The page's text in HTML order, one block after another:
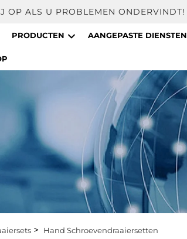
OP ALS U PROBLEMEN ONDERVINDT!
PRODUCTEN AANGEPASTE DIENSTEN
> Hand Schroevendraaiersetten